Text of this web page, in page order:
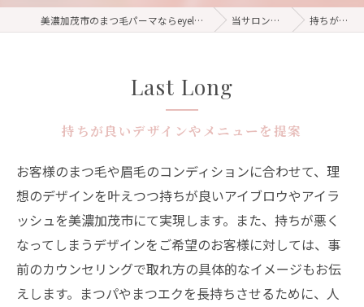
美濃加茂市のまつ毛パーマならeyelash salon ulu 当サロンの特徴 持ちが良い
持ちが良いデザインやメニューを提案
Last Long
お客様のまつ毛や眉毛のコンディションに合わせて、理
想のデザインを叶えつつ持ちが良いアイブロウやアイラ
ッシュを美濃加茂市にて実現します。また、持ちが悪く
なってしまうデザインをご希望のお客様に対しては、事
前のカウンセリングで取れ方の具体的なイメージもお伝
えします。まつパやまつエクを長持ちさせるために、人